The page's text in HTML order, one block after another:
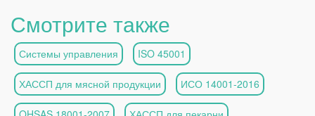
Смотрите также
Системы управления ISO 45001
ХАССП для мясной продукции ИСО 14001-2016